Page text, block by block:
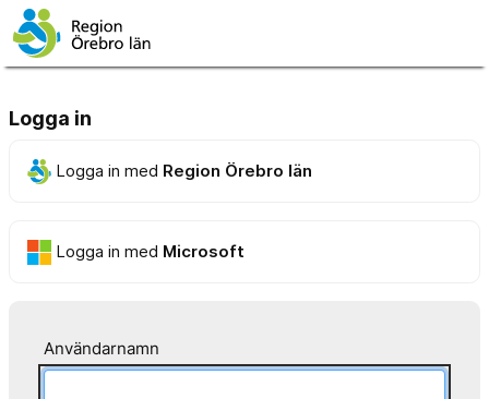
Logga in
Logga in med Region Örebro län
Logga in med Microsoft
Användarnamn